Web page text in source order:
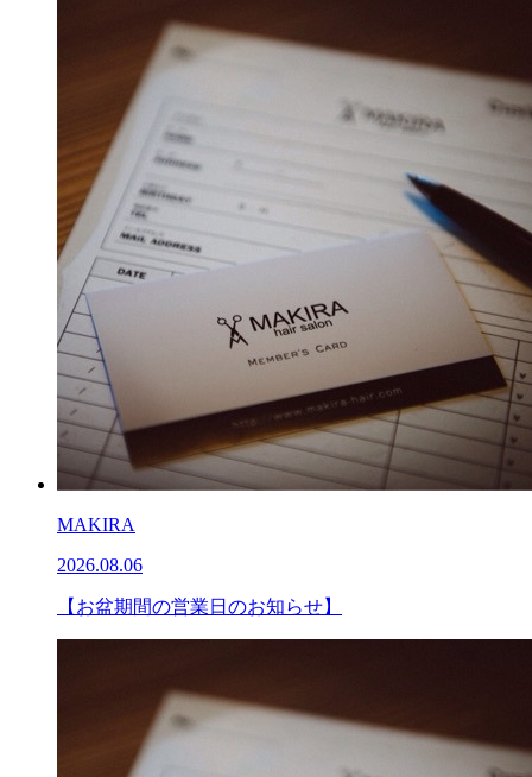
MAKIRA
2026.08.06
【お盆期間の営業日のお知らせ】